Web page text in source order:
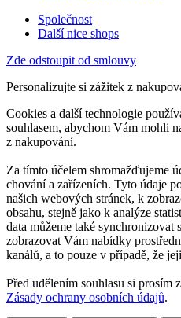
Společnost
Další nice shops
Zde odstoupit od smlouvy
Personalizujte si zážitek z
Cookies a další technologie
souhlasem, abychom Vám mohli
z nakupování.
Za tímto účelem shromažďujeme
chování a zařízeních. Tyto údaje
našich webových stránek, k
obsahu, stejně jako k analýze
data můžeme také synchronizovat
zobrazovat Vám nabídky
kanálů, a to pouze v případě, že
Před udělením souhlasu si prosím
Zásady ochrany osobních údajů.